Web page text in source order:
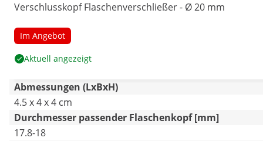
Verschlusskopf Flaschenverschließer - Ø 20 mm
Im Angebot
Aktuell angezeigt
Abmessungen (LxBxH)
4.5 x 4 x 4 cm
Durchmesser passender Flaschenkopf [mm]
17.8-18